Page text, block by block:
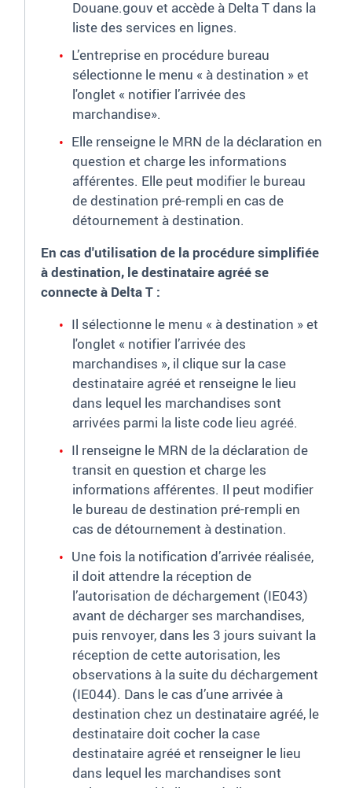
Douane.gouv et accède à Delta T dans la
liste des services en lignes.
L’entreprise en procédure bureau
sélectionne le menu « à destination » et
l'onglet « notifier l’arrivée des
marchandise».
Elle renseigne le MRN de la déclaration en
question et charge les informations
afférentes. Elle peut modifier le bureau
de destination pré-rempli en cas de
détournement à destination.
En cas d'utilisation de la procédure simplifiée
à destination, le destinataire agréé se
connecte à Delta T :
Il sélectionne le menu « à destination » et
l'onglet « notifier l’arrivée des
marchandises », il clique sur la case
destinataire agréé et renseigne le lieu
dans lequel les marchandises sont
arrivées parmi la liste code lieu agréé.
Il renseigne le MRN de la déclaration de
transit en question et charge les
informations afférentes. Il peut modifier
le bureau de destination pré-rempli en
cas de détournement à destination.
Une fois la notification d’arrivée réalisée,
il doit attendre la réception de
l’autorisation de déchargement (IE043)
avant de décharger ses marchandises,
puis renvoyer, dans les 3 jours suivant la
réception de cette autorisation, les
observations à la suite du déchargement
(IE044). Dans le cas d’une arrivée à
destination chez un destinataire agréé, le
destinataire doit cocher la case
destinataire agréé et renseigner le lieu
dans lequel les marchandises sont